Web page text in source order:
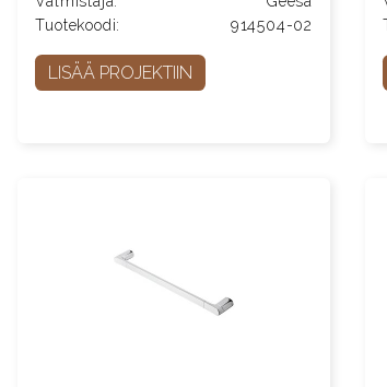
Tuotekoodi:
914504-02
LISÄÄ PROJEKTIIN